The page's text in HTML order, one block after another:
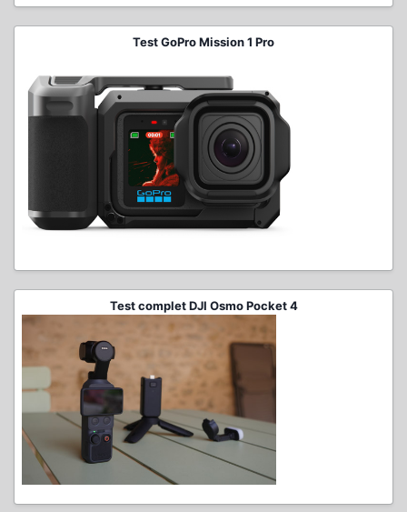
Test GoPro Mission 1 Pro
Test complet DJI Osmo Pocket 4